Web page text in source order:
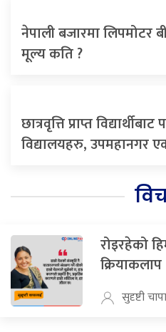
नेपाली बजारमा लिपमोटर
मूल्य कति ?
छात्रवृत्ति प्राप्त
विद्यालयहरु, उपमहानगर
रोइरहेको
क्रियाकलाप
सुदृष्टी